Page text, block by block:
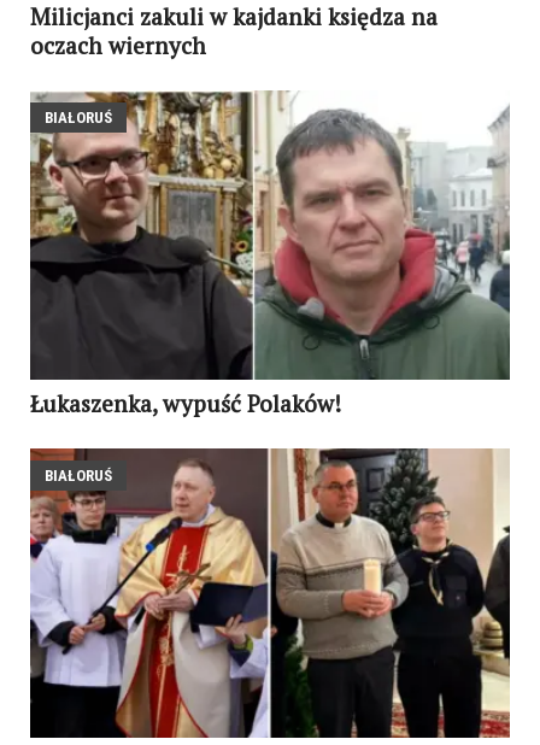
Milicjanci zakuli w kajdanki księdza na
oczach wiernych
BIAŁORUŚ
Łukaszenka, wypuść Polaków!
BIAŁORUŚ